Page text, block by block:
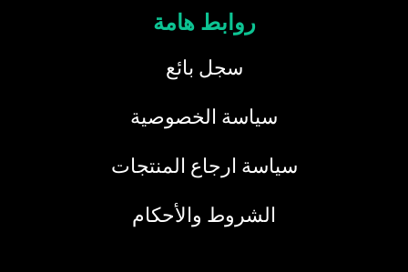
روابط هامة
سجل بائع
سياسة الخصوصية
سياسة ارجاع المنتجات
الشروط والأحكام